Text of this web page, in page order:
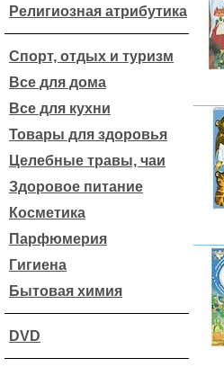
Религиозная атрибутика
Спорт, отдых и туризм
Все для дома
Все для кухни
Товары для здоровья
Целебные травы, чаи
Здоровое питание
Косметика
Парфюмерия
Гигиена
Бытовая химия
DVD